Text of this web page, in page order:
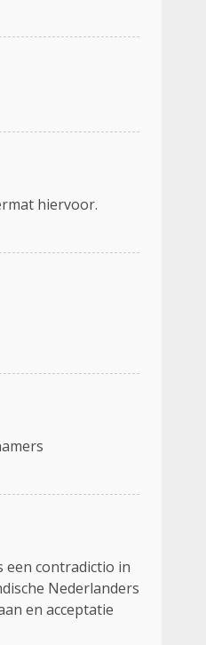
hiervoor.
een contradictio in
Nederlanders
en acceptatie